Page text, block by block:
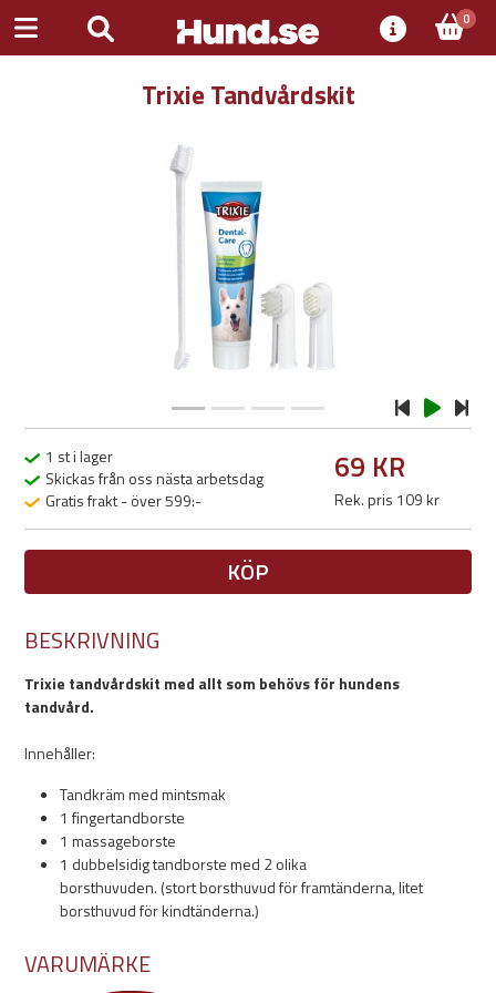
0
Trixie Tandvårdskit
1 st i lager
Skickas från oss nästa arbetsdag
Gratis frakt - över 599:-
69 KR
Rek. pris 109 kr
KÖP
BESKRIVNING
Trixie tandvårdskit med allt som behövs för hundens
tandvård.
Innehåller:
Tandkräm med mintsmak
1 fingertandborste
1 massageborste
1 dubbelsidig tandborste med 2 olika
borsthuvuden. (stort borsthuvud för framtänderna, litet
borsthuvud för kindtänderna.)
VARUMÄRKE